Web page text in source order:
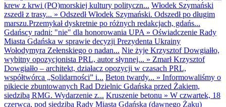
krew z krwi (PO)morskiej kultury polityczn... Włodek Szymański
zszedł z trasy... » Odszedł Włodek Szymański. Odszedł po długim
marszu.Przemykał dyskretnie po różnych redakcjach, gdańs...
Gdańscy radni: "nie" dla honorowania UPA » Oświadczenie Rady
Miasta Gdańska w sprawie decyzji Prezydenta Ukrainy
Wołodymyra Zełenskiego o nadan... Nie żyje Krzysztof Dowgiałło,
wybitny opozycjonista PRL, autor słynnej... » Zmarł Krzysztof
Dowgiałło – architekt, działacz opozycji w czasach PRL,
współtwórca „Solidarności” i... Beton twardy... » Informowaliśmy o
pikiecie zbuntowanych Rad Dzielnic Gdańska przed Żakiem,
siedzibą RMG. Wydarzenie z... Kruszenie betonu » W czwartek, 18
czerwca, pod siedzibą Rady Miasta Gdańska (dawnego Żaku)